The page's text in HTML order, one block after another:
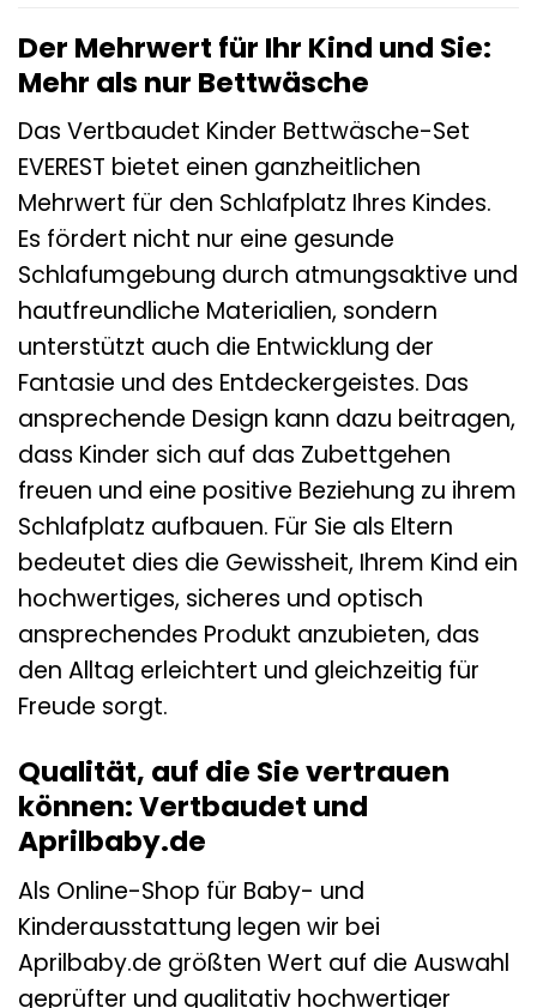
Der Mehrwert für Ihr Kind und Sie:
Mehr als nur Bettwäsche
Das Vertbaudet Kinder Bettwäsche-Set
EVEREST bietet einen ganzheitlichen
Mehrwert für den Schlafplatz Ihres Kindes.
Es fördert nicht nur eine gesunde
Schlafumgebung durch atmungsaktive und
hautfreundliche Materialien, sondern
unterstützt auch die Entwicklung der
Fantasie und des Entdeckergeistes. Das
ansprechende Design kann dazu beitragen,
dass Kinder sich auf das Zubettgehen
freuen und eine positive Beziehung zu ihrem
Schlafplatz aufbauen. Für Sie als Eltern
bedeutet dies die Gewissheit, Ihrem Kind ein
hochwertiges, sicheres und optisch
ansprechendes Produkt anzubieten, das
den Alltag erleichtert und gleichzeitig für
Freude sorgt.
Qualität, auf die Sie vertrauen
können: Vertbaudet und
Aprilbaby.de
Als Online-Shop für Baby- und
Kinderausstattung legen wir bei
Aprilbaby.de größten Wert auf die Auswahl
geprüfter und qualitativ hochwertiger